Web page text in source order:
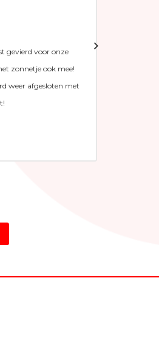
gevierd voor onze
zonnetje ook mee!
weer afgesloten met